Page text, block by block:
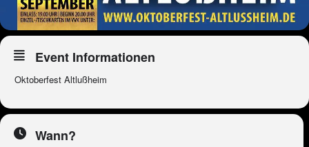
Event Informationen
Oktoberfest Altlußheim
Wann?